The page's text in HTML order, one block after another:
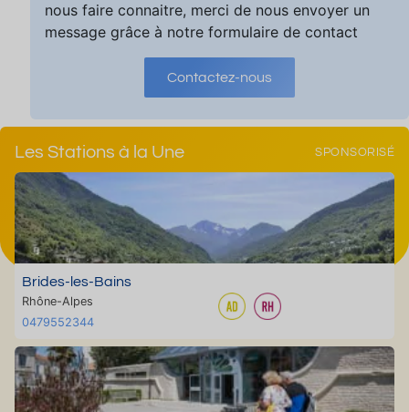
nous faire connaitre, merci de nous envoyer un
message grâce à notre formulaire de contact
Contactez-nous
Les Stations à la Une SPONSORISÉ
Brides-les-Bains
Rhône-Alpes
0479552344